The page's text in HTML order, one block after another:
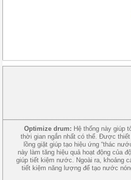
Optimize drum: Hệ thống này giúp
thời gian ngắn nhất có thể. Được
lồng giặt giúp tạo hiệu ứng “thác
này làm tăng hiệu quả hoạt động của
giúp tiết kiệm nước. Ngoài ra, khoảng
tiết kiệm năng lượng để tạo nước